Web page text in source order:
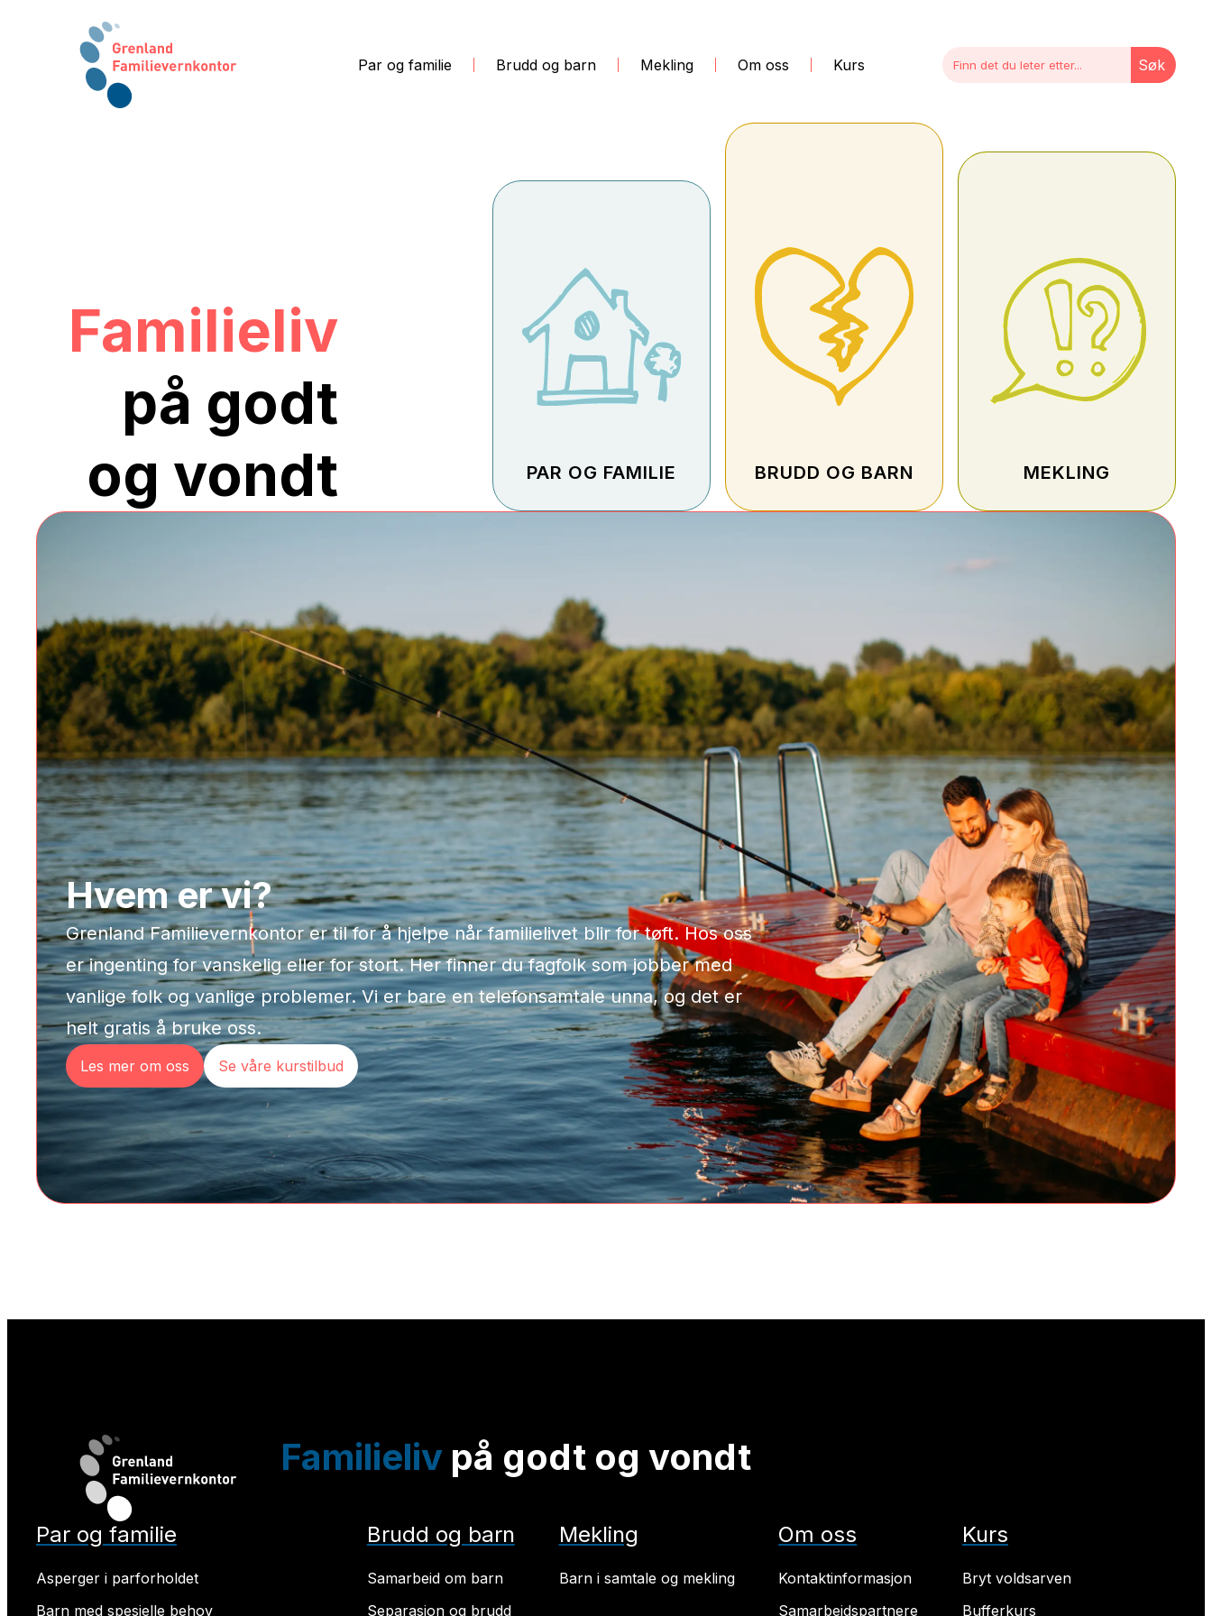
Par og familie Brudd og barn Mekling Om oss Kurs Søk
Familieliv
på godt
og vondt
PAR OG FAMILIE BRUDD OG BARN MEKLING
Hvem er vi?
Grenland Familievernkontor er til for å hjelpe når familielivet blir for tøft. Hos oss
er ingenting for vanskelig eller for stort. Her finner du fagfolk som jobber med
vanlige folk og vanlige problemer. Vi er bare en telefonsamtale unna, og det er
helt gratis å bruke oss.
Les mer om oss Se våre kurstilbud
Familieliv på godt og vondt
Par og familie
Asperger i parforholdet
Barn med spesielle behov
Brudd og barn
Samarbeid om barn
Separasjon og brudd
Mekling
Barn i samtale og mekling
Om oss
Kontaktinformasjon
Samarbeidspartnere
Kurs
Bryt voldsarven
Bufferkurs